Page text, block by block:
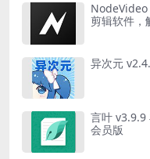
NodeVideo
剪辑软件，
异次元
言叶 v3.9.9
会员版